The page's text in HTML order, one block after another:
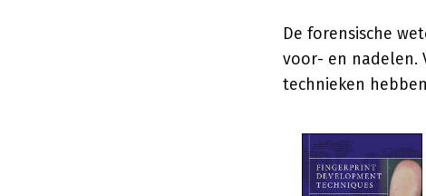
De forensische
voor- en nadelen.
technieken